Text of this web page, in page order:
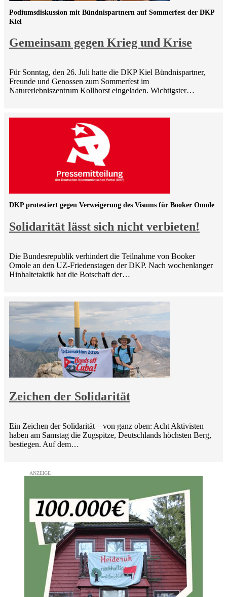
Gemeinsam gegen Krieg und Krise
Podiumsdiskussion mit Bündnispartnern auf Sommerfest der DKP
Kiel
Für Sonntag, den 26. Juli hatte die DKP Kiel Bündnispartner,
Freunde und Genossen zum Sommerfest im
Naturerlebniszentrum Kollhorst eingeladen. Wichtigster…
Solidarität lässt sich nicht verbieten!
DKP protestiert gegen Verweigerung des Visums für Booker Omole
Die Bundesrepublik verhindert die Teilnahme von Booker
Omole an den UZ-Friedenstagen der DKP. Nach wochenlanger
Hinhaltetaktik hat die Botschaft der…
Zeichen der Solidarität
Ein Zeichen der Solidarität – von ganz oben: Acht Aktivisten
haben am Samstag die Zugspitze, Deutschlands höchsten Berg,
bestiegen. Auf dem…